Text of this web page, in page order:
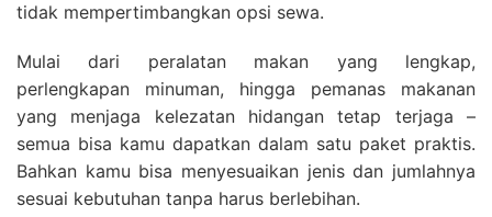
tidak mempertimbangkan opsi sewa.
Mulai dari peralatan makan yang lengkap,
perlengkapan minuman, hingga pemanas makanan
yang menjaga kelezatan hidangan tetap terjaga –
semua bisa kamu dapatkan dalam satu paket praktis.
Bahkan kamu bisa menyesuaikan jenis dan jumlahnya
sesuai kebutuhan tanpa harus berlebihan.